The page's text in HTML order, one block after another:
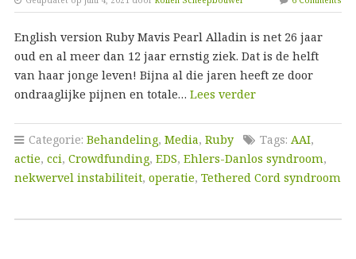
English version Ruby Mavis Pearl Alladin is net 26 jaar
oud en al meer dan 12 jaar ernstig ziek. Dat is de helft
van haar jonge leven! Bijna al die jaren heeft ze door
ondraaglijke pijnen en totale… Lees verder
Categorie: Behandeling, Media, Ruby Tags: AAI,
actie, cci, Crowdfunding, EDS, Ehlers-Danlos syndroom,
nekwervel instabiliteit, operatie, Tethered Cord syndroom